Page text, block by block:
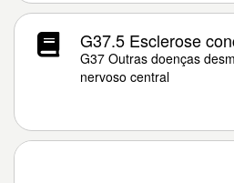
G37.5 Esclerose
G37 Outras doenças
nervoso central